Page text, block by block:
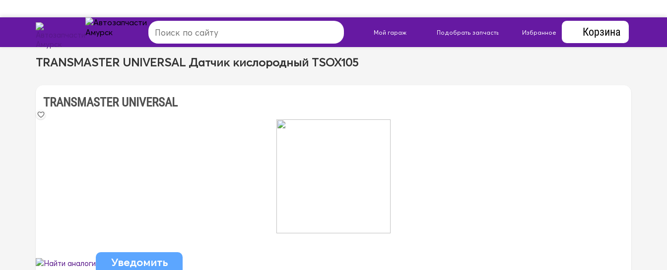
Корзина
TRANSMASTER UNIVERSAL Датчик кислородный TSOX105
TRANSMASTER UNIVERSAL
Найти аналоги